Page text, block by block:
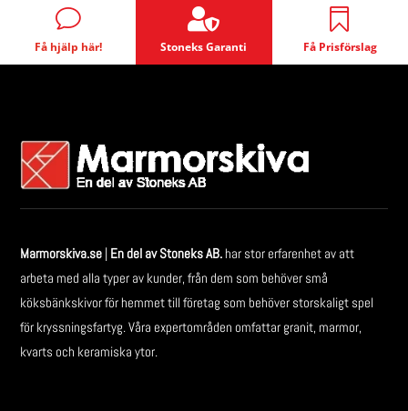
v
Få hjälp här!

Stoneks Garanti

Få Prisförslag
Marmorskiva.se | En del av Stoneks AB.har stor erfarenhet av att
arbeta med alla typer av kunder, från dem som behöver små
köksbänkskivor för hemmet till företag som behöver storskaligt spel
för kryssningsfartyg. Våra expertområden omfattar granit, marmor,
kvarts och keramiska ytor.